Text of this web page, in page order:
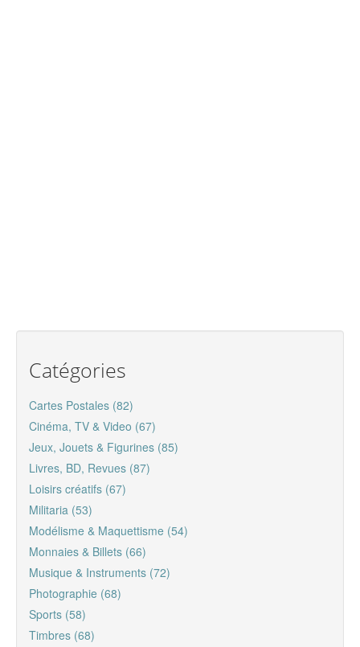
Catégories
Cartes Postales (82)
Cinéma, TV & Video (67)
Jeux, Jouets & Figurines (85)
Livres, BD, Revues (87)
Loisirs créatifs (67)
Militaria (53)
Modélisme & Maquettisme (54)
Monnaies & Billets (66)
Musique & Instruments (72)
Photographie (68)
Sports (58)
Timbres (68)